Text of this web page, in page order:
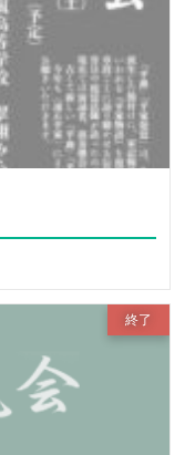
会総会・講演会・
会開催のご案内
】 2026年度OB会総
大会を開催
第9回横浜翠嵐高校
ながわ校歌祭のご報
2027年 33回 同窓
春の県大会へ地区